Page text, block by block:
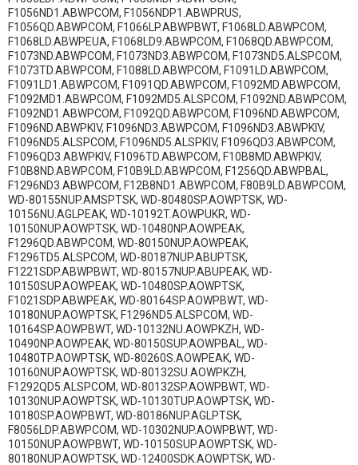
F1056ND1.ABWPCOM, F1056NDP1.ABWPRUS,
F1056QD.ABWPCOM, F1066LP.ABWPBWT, F1068LD.ABWPCOM,
F1068LD.ABWPEUA, F1068LD9.ABWPCOM, F1068QD.ABWPCOM,
F1073ND.ABWPCOM, F1073ND3.ABWPCOM, F1073ND5.ALSPCOM,
F1073TD.ABWPCOM, F1088LD.ABWPCOM, F1091LD.ABWPCOM,
F1091LD1.ABWPCOM, F1091QD.ABWPCOM, F1092MD.ABWPCOM,
F1092MD1.ABWPCOM, F1092MD5.ALSPCOM, F1092ND.ABWPCOM,
F1092ND1.ABWPCOM, F1092QD.ABWPCOM, F1096ND.ABWPCOM,
F1096ND.ABWPKIV, F1096ND3.ABWPCOM, F1096ND3.ABWPKIV,
F1096ND5.ALSPCOM, F1096ND5.ALSPKIV, F1096QD3.ABWPCOM,
F1096QD3.ABWPKIV, F1096TD.ABWPCOM, F10B8MD.ABWPKIV,
F10B8ND.ABWPCOM, F10B9LD.ABWPCOM, F1256QD.ABWPBAL,
F1296ND3.ABWPCOM, F12B8ND1.ABWPCOM, F80B9LD.ABWPCOM,
WD-80155NUP.AMSPTSK, WD-80480SP.AOWPTSK, WD-
10156NU.AGLPEAK, WD-10192T.AOWPUKR, WD-
10150NUP.AOWPTSK, WD-10480NP.AOWPEAK,
F1296QD.ABWPCOM, WD-80150NUP.AOWPEAK,
F1296TD5.ALSPCOM, WD-80187NUP.ABUPTSK,
F1221SDP.ABWPBWT, WD-80157NUP.ABUPEAK, WD-
10150SUP.AOWPEAK, WD-10480SP.AOWPTSK,
F1021SDP.ABWPEAK, WD-80164SP.AOWPBWT, WD-
10180NUP.AOWPTSK, F1296ND5.ALSPCOM, WD-
10164SP.AOWPBWT, WD-10132NU.AOWPKZH, WD-
10490NP.AOWPEAK, WD-80150SUP.AOWPBAL, WD-
10480TP.AOWPTSK, WD-80260S.AOWPEAK, WD-
10160NUP.AOWPTSK, WD-80132SU.AOWPKZH,
F1292QD5.ALSPCOM, WD-80132SP.AOWPBWT, WD-
10130NUP.AOWPTSK, WD-10130TUP.AOWPTSK, WD-
10180SP.AOWPBWT, WD-80186NUP.AGLPTSK,
F8056LDP.ABWPCOM, WD-10302NUP.AOWPBWT, WD-
10150NUP.AOWPBWT, WD-10150SUP.AOWPTSK, WD-
80180NUP.AOWPTSK, WD-12400SDK.AOWPTSK, WD-